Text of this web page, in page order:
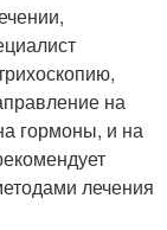
на
гормоны, и на
лечения